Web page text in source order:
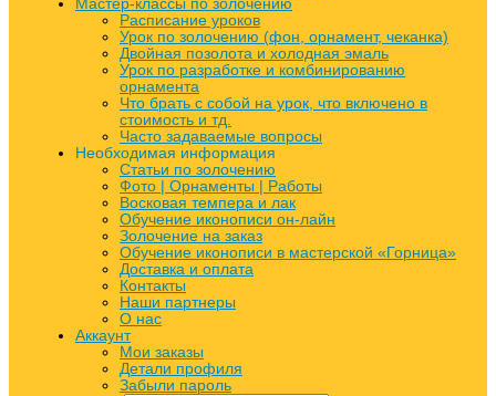
Мастер-классы по золочению
Расписание уроков
Урок по золочению (фон, орнамент, чеканка)
Двойная позолота и холодная эмаль
Урок по разработке и комбинированию
орнамента
Что брать с собой на урок, что включено в
стоимость и тд.
Часто задаваемые вопросы
Необходимая информация
Статьи по золочению
Фото | Орнаменты | Работы
Восковая темпера и лак
Обучение иконописи он-лайн
Золочение на заказ
Обучение иконописи в мастерской «Горница»
Доставка и оплата
Контакты
Наши партнеры
О нас
Аккаунт
Мои заказы
Детали профиля
Забыли пароль